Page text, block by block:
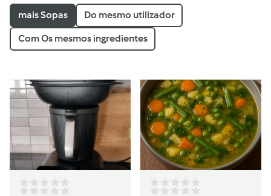
mais Sopas Do mesmo utilizador
Com Os mesmos ingredientes